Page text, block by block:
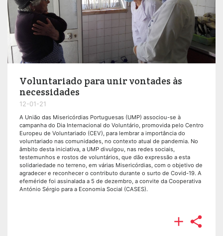
Voluntariado para unir vontades às
necessidades
12-01-21
A União das Misericórdias Portuguesas (UMP) associou-se à
campanha do Dia Internacional do Voluntário, promovida pelo Centro
Europeu de Voluntariado (CEV), para lembrar a importância do
voluntariado nas comunidades, no contexto atual de pandemia. No
âmbito desta iniciativa, a UMP divulgou, nas redes sociais,
testemunhos e rostos de voluntários, que dão expressão a esta
solidariedade no terreno, em várias Misericórdias, com o objetivo de
agradecer e reconhecer o contributo durante o surto de Covid-19. A
efeméride foi assinalada a 5 de dezembro, a convite da Cooperativa
António Sérgio para a Economia Social (CASES).
 